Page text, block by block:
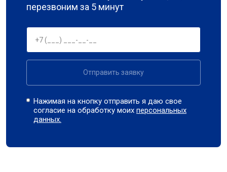
перезвоним за 5 минут
Отправить заявку
Нажимая на кнопку отправить я даю свое
согласие на обработку моихперсональных
данных.